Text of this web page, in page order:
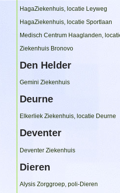
HagaZiekenhuis, locatie Leyweg
HagaZiekenhuis, locatie Sportlaan
Medisch Centrum Haaglanden,
Ziekenhuis Bronovo
Den Helder
Gemini Ziekenhuis
Deurne
Elkerliek Ziekenhuis, locatie Deurne
Deventer
Deventer Ziekenhuis
Dieren
Alysis Zorggroep, poli-Dieren